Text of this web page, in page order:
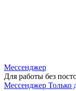
Мессенджер
Для работы без
Мессенджер Только